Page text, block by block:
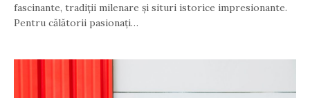
fascinante, tradiții milenare și situri istorice impresionante.
Pentru călătorii pasionați…